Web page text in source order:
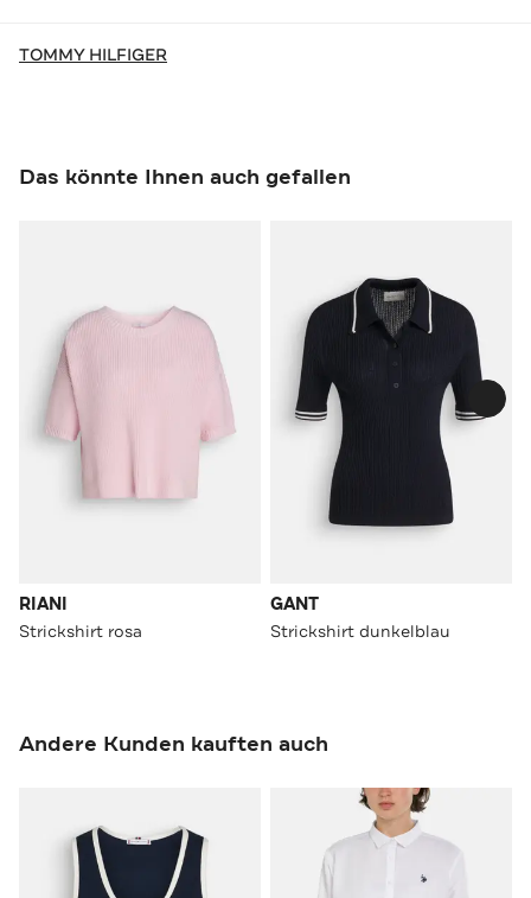
TOMMY HILFIGER
Das könnte Ihnen auch gefallen
RIANI
Strickshirt rosa
GANT
Strickshirt dunkelblau
Andere Kunden kauften auch